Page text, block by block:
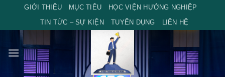
content
GIỚI THIỆU MỤC TIÊU
HỌC VIỆN HƯỚNG NGHIỆP
TIN TỨC – SỰ KIỆN
TUYỂN DỤNG LIÊN HỆ